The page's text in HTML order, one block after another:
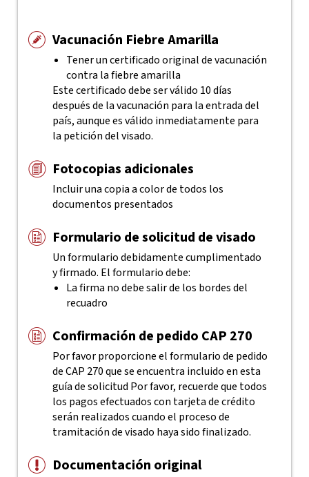
Vacunación Fiebre Amarilla
Tener un certificado original de vacunación
contra la fiebre amarilla
Este certificado debe ser válido 10 días
después de la vacunación para la entrada del
país, aunque es válido inmediatamente para
la petición del visado.
Fotocopias adicionales
Incluir una copia a color de todos los
documentos presentados
Formulario de solicitud de visado
Un formulario debidamente cumplimentado
y firmado. El formulario debe:
La firma no debe salir de los bordes del
recuadro
Confirmación de pedido CAP 270
Por favor proporcione el formulario de pedido
de CAP 270 que se encuentra incluido en esta
guía de solicitud Por favor, recuerde que todos
los pagos efectuados con tarjeta de crédito
serán realizados cuando el proceso de
tramitación de visado haya sido finalizado.
Documentación original